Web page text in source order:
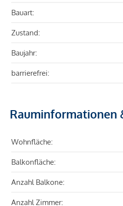
Bauart:
Zustand:
Baujahr:
barrierefrei:
Rauminformationen
Wohnfläche:
Balkonfläche:
Anzahl Balkone:
Anzahl Zimmer: